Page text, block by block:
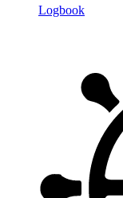
Logbook